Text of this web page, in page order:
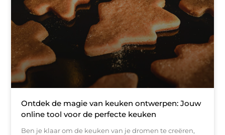
Ontdek de magie van keuken ontwerpen: Jouw
online tool voor de perfecte keuken
Ben je klaar om de keuken van je dromen te creëren,